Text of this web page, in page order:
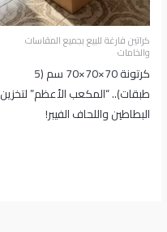
كراتين فارغة للبيع بجميع المقاسات
والخامات
كرتونة 70×70×70 سم (5
طبقات).. “المكعب الأعظم” لتخزين
البطاطين واللحاف الفيبر!